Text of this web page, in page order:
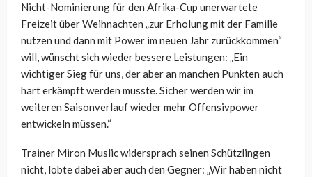
Nicht-Nominierung für den Afrika-Cup unerwartete
Freizeit über Weihnachten „zur Erholung mit der Familie
nutzen und dann mit Power im neuen Jahr zurückkommen“
will, wünscht sich wieder bessere Leistungen: „Ein
wichtiger Sieg für uns, der aber an manchen Punkten auch
hart erkämpft werden musste. Sicher werden wir im
weiteren Saisonverlauf wieder mehr Offensivpower
entwickeln müssen.“
Trainer Miron Muslic widersprach seinen Schützlingen
nicht, lobte dabei aber auch den Gegner: „Wir haben nicht